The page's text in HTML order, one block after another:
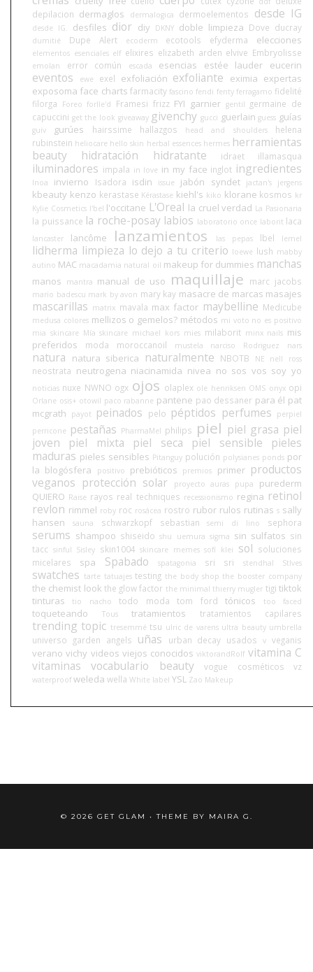
depilacion dermaglos dermalogica dermoelementos desde IG
desde IG. desfiles dior diy DKNY doble limpieza Dove ducray
dumitié Dupe Alert ecoderm ecotools efyderma elecciones
elementos esenciales elf elixires elizabeth arden elvive Embryolisse
emolan error común escada esencias estée lauder eucerin
eventos ewe exel exfoliación exfoliante eximia expertas
exposoma face charts farmacity fascino fendi fenty ferragamo fidelité
filorga
Foreo forlle'd Framesi frizz FYI garnier gentil germaine de
capuccini get the look giveaway givenchy gucci guerlain guess guías
guiv gurúes hairssime hallazgos head and shoulders
helena
rubinstein heliocare hello skin herbal essences hermes herramientas
beauty
hidratación hidratante idraet illamasqua
iluminadores impala in love in my face inglot ingredientes
Inoa invierno Isadora isdin issue jabón syndet jactan's jergens
kbeauty kenzo kerastase Kérastase kiehl's kiko klorane kosmos kr
Kylie Cosmetics l'bel l'occitane L'Oreal la cruel verdad La Pasionaria
la puissance la roche-posay labios laboratorio once laborit laca
lancaster lancôme lanzamientos las pepas lbel lemel
lidherma limpieza lo dejo a tu criterio loewe lush mabby
autino MAC macadamia natural oil makeup for dummies manchas
manos mantra manual de uso maquillaje marc jacobs
mario badescu mark by avon mary kay masacre de marcas masajes
mascarillas matrix mavala max factor maybelline Medicube
medusa colores mellizos o gemelos? métodos mi voto no es positivo
mia skincare Mía skincare michael kors mies milaborit minx nails mis
preferidos
moda moroccanoil mustela narciso Rodriguez nars
natura natura siberica naturalmente NBOTB NE nell ross
neostrata neutrogena niacinamida nivea no sos vos soy yo
noticias nuxe NWNO ogx ojos olaplex ole henriksen OMS onyx opi
Orlane osis+ otowil paco rabanne pantene pao dessaner para él pat
mcgrath
payot peinados pelo péptidos perfumes
perpiel
perricone pestañas PharmaMel philips piel piel grasa piel
joven
piel mixta piel seca piel sensible
pieles
maduras pieles sensibles Pitanguy polución polysianes ponds por
la blogósfera
positivo prebióticos premios primer productos
veganos protección solar proyecto auras pupa
purederm
QUIERO Raise rayos real techniques recessionismo regina retinol
revlon rimmel roby roc rosácea rostro rubor rulos rutinas s sally
hansen
sauna schwarzkopf sebastian semi di lino sephora
serums shampoo shiseido shu uemura sigma sin sulfatos sin
tacc sinful Sisley skin1004 skincare memes sofí klei sol soluciones
micelares
spa Spabado spatagonia sri sri stendhal StIves
swatches tarte tatuajes testing the body shop the booster company
the chemist look the glow factor the minimal thierry mugler tigi tiktok
tinturas
tio nacho todo moda tom ford tónicos too faced
toqueteando Tous tratamientos tratamientos capilares
trending topic tresemmé tsu ulric de varens ultra beauty umbrella
universo garden angels uñas urban decay usados v veganis
verano vichy videos viejos conocidos viktorandRolf vitamina C
vitaminas
vocabulario beauty vogue cosméticos vz
waterproof weleda wella White label YSL Zao Makeup
© 2026 GET GLAM • THEME BY MAIRA G.